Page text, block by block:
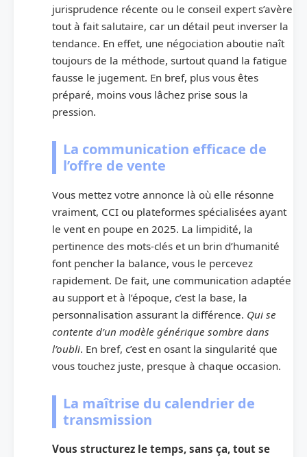
jurisprudence récente ou le conseil expert s’avère
tout à fait salutaire, car un détail peut inverser la
tendance. En effet, une négociation aboutie naît
toujours de la méthode, surtout quand la fatigue
fausse le jugement. En bref, plus vous êtes
préparé, moins vous lâchez prise sous la
pression.
La communication efficace de
l’offre de vente
Vous mettez votre annonce là où elle résonne
vraiment, CCI ou plateformes spécialisées ayant
le vent en poupe en 2025. La limpidité, la
pertinence des mots-clés et un brin d’humanité
font pencher la balance, vous le percevez
rapidement. De fait, une communication adaptée
au support et à l’époque, c’est la base, la
personnalisation assurant la différence. Qui se
contente d’un modèle générique sombre dans
l’oubli. En bref, c’est en osant la singularité que
vous touchez juste, presque à chaque occasion.
La maîtrise du calendrier de
transmission
Vous structurez le temps, sans ça, tout se